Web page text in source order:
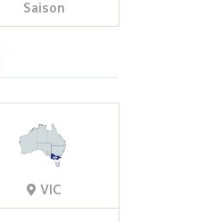
Saison
VIC